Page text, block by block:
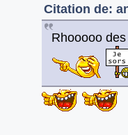
Citation de:
Rhooooo